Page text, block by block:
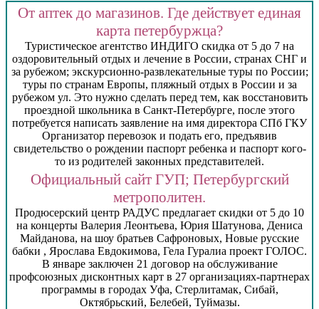
От аптек до магазинов. Где действует единая
карта петербуржца?
Туристическое агентство ИНДИГО скидка от 5 до 7 на
оздоровительный отдых и лечение в России, странах СНГ и
за рубежом; экскурсионно-развлекательные туры по России;
туры по странам Европы, пляжный отдых в России и за
рубежом ул. Это нужно сделать перед тем, как восстановить
проездной школьника в Санкт-Петербурге, после этого
потребуется написать заявление на имя директора СПб ГКУ
Организатор перевозок и подать его, предъявив
свидетельство о рождении паспорт ребенка и паспорт кого-
то из родителей законных представителей.
Официальный сайт ГУП; Петербургский
метрополитен.
Продюсерский центр РАДУС предлагает скидки от 5 до 10
на концерты Валерия Леонтьева, Юрия Шатунова, Дениса
Майданова, на шоу братьев Сафроновых, Новые русские
бабки , Ярослава Евдокимова, Гела Гуралиа проект ГОЛОС.
В январе заключен 21 договор на обслуживание
профсоюзных дисконтных карт в 27 организациях-партнерах
программы в городах Уфа, Стерлитамак, Сибай,
Октябрьский, Белебей, Туймазы.